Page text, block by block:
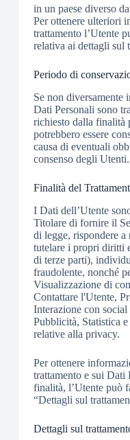
in un paese diverso
Per ottenere ulteriori
trattamento l’Utente
relativa ai dettagli sul
Periodo di
Se non diversamente
Dati Personali sono
richiesto dalla finalità
potrebbero essere
causa di eventuali
consenso degli Utenti.
Finalità del
I Dati dell’Utente
Titolare di fornire il
di legge, rispondere a
tutelare i propri diritti
di terze parti),
fraudolente, nonché
Visualizzazione di
Contattare l'Utente,
Interazione con
Pubblicità, Statistica
relative alla privacy.
Per ottenere
trattamento e sui Dati
finalità, l’Utente può
“Dettagli sul
Dettagli sul